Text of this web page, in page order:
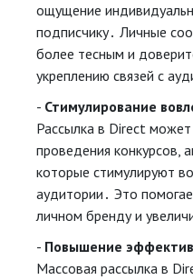
ощущение
подписчику․ Личные
более тесным и
укреплению связей с
Стимулирование
Рассылка в Direct может
проведения конкурсов,
которые стимулируют
аудитории․ Это
личном бренду и
Повышение
Массовая рассылка в